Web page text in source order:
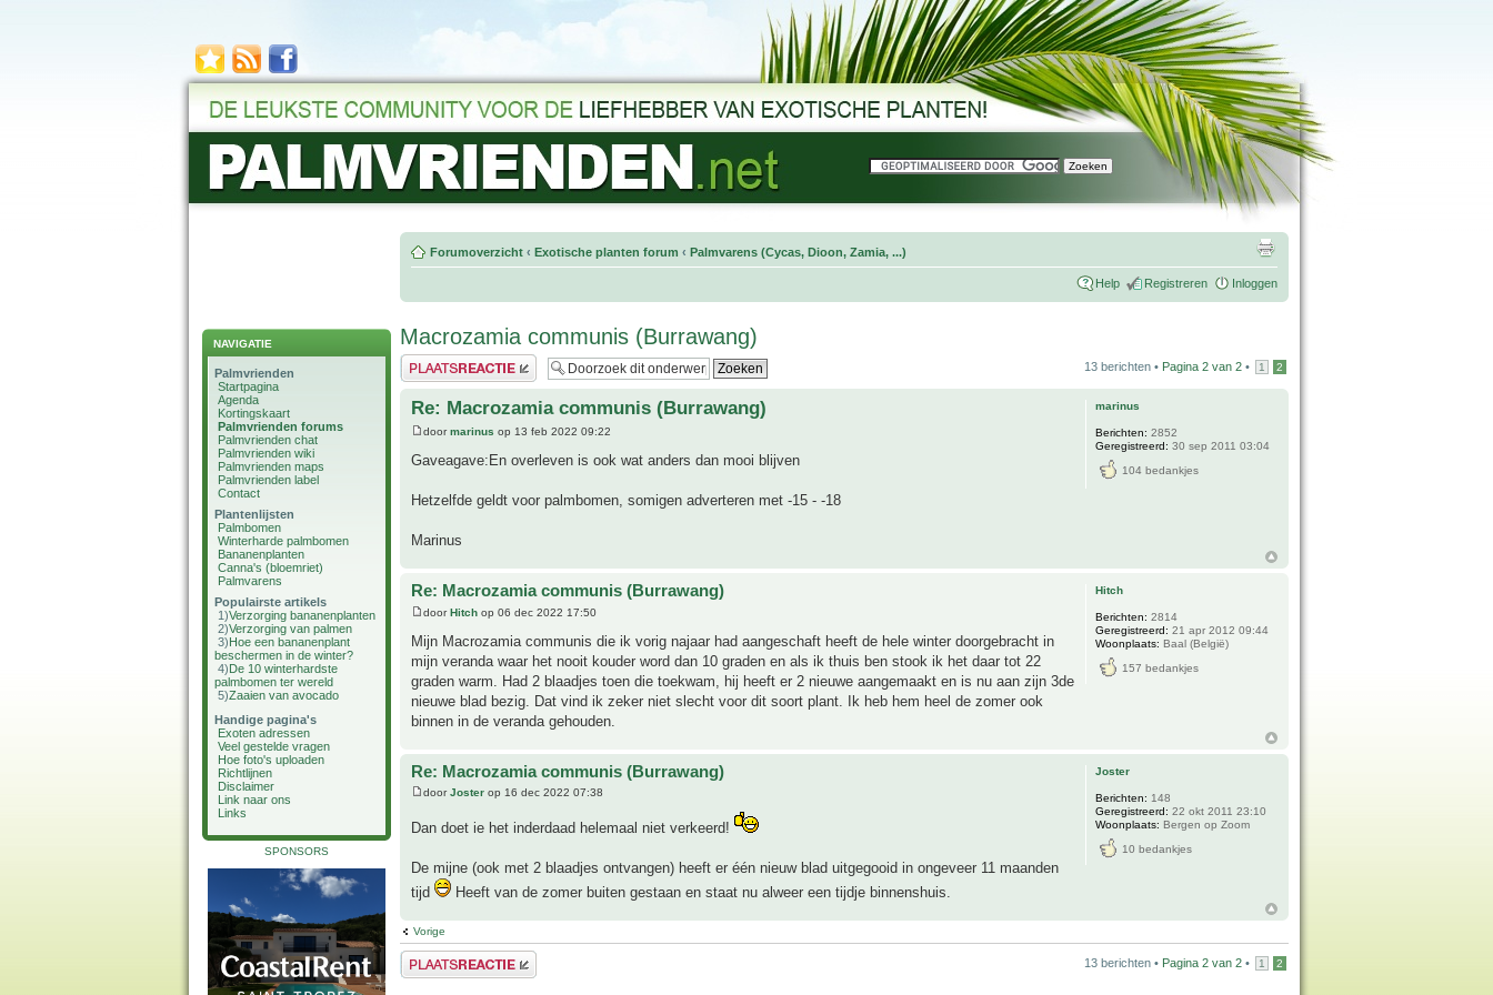
NAVIGATIE
Palmvrienden
Startpagina
Agenda
Kortingskaart
Palmvrienden forums
Palmvrienden chat
Palmvrienden wiki
Palmvrienden maps
Palmvrienden label
Contact
Plantenlijsten
Palmbomen
Winterharde palmbomen
Bananenplanten
Canna's (bloemriet)
Palmvarens
Populairste artikels
1)Verzorging bananenplanten
2)Verzorging van palmen
3)Hoe een bananenplant
beschermen in de winter?
4)De 10 winterhardste
palmbomen ter wereld
5)Zaaien van avocado
Handige pagina's
Exoten adressen
Veel gestelde vragen
Hoe foto's uploaden
Richtlijnen
Disclaimer
Link naar ons
Links
SPONSORS
Forumoverzicht ‹ Exotische planten forum ‹ Palmvarens (Cycas, Dioon, Zamia, ...)
Help Registreren Inloggen
Macrozamia communis (Burrawang)
Plaats een reactie 13 berichten • Pagina 2 van 2 • 1 2
Re: Macrozamia communis (Burrawang)
doormarinus op 13 feb 2022 09:22
Gaveagave:En overleven is ook wat anders dan mooi blijven
Hetzelfde geldt voor palmbomen, somigen adverteren met -15 - -18
Marinus
marinus
Berichten: 2852
Geregistreerd: 30 sep 2011 03:04
104 bedankjes
Re: Macrozamia communis (Burrawang)
doorHitch op 06 dec 2022 17:50
Mijn Macrozamia communis die ik vorig najaar had aangeschaft heeft de hele winter doorgebracht in
mijn veranda waar het nooit kouder word dan 10 graden en als ik thuis ben stook ik het daar tot 22
graden warm. Had 2 blaadjes toen die toekwam, hij heeft er 2 nieuwe aangemaakt en is nu aan zijn 3de
nieuwe blad bezig. Dat vind ik zeker niet slecht voor dit soort plant. Ik heb hem heel de zomer ook
binnen in de veranda gehouden.
Hitch
Berichten: 2814
Geregistreerd: 21 apr 2012 09:44
Woonplaats: Baal (België)
157 bedankjes
Re: Macrozamia communis (Burrawang)
doorJoster op 16 dec 2022 07:38
Dan doet ie het inderdaad helemaal niet verkeerd!
De mijne (ook met 2 blaadjes ontvangen) heeft er één nieuw blad uitgegooid in ongeveer 11 maanden
tijd
Heeft van de zomer buiten gestaan en staat nu alweer een tijdje binnenshuis.
Joster
Berichten: 148
Geregistreerd: 22 okt 2011 23:10
Woonplaats: Bergen op Zoom
10 bedankjes
Vorige
Plaats een reactie 13 berichten • Pagina 2 van 2 • 1 2